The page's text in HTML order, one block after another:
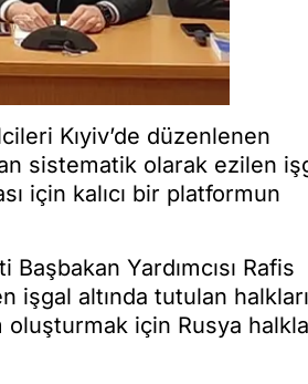
Kıyiv’de düzenlenen
sistematik olarak ezilen
için kalıcı bir platformun
Yardımcısı Rafis
işgal altında tutulan
için Rusya